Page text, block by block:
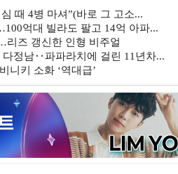
때 4병 마셔”(바로 그 고소...
억대 빌라도 팔고 14억 아파...
리즈 갱신한 인형 비주얼
정남‥파파라치에 걸린 11년차...
니키 소화 ‘역대급’